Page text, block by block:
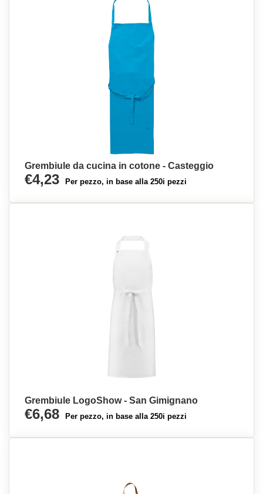
Grembiule da cucina in cotone - Casteggio
€4,23 Per pezzo, in base alla 250i pezzi
Grembiule LogoShow - San Gimignano
€6,68 Per pezzo, in base alla 250i pezzi